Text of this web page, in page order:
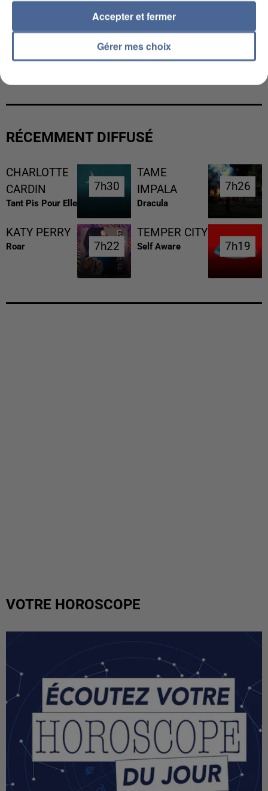
UN SECOND CADRE DE LA DZ MAFIA
RÉCEMMENT DIFFUSÉ
CHARLOTTE
CARDIN
Tant Pis Pour Elle
7h30
7h30
TAME
IMPALA
Dracula
7h26
7h26
KATY PERRY
Roar 7h22
7h22
TEMPER CITY
Self Aware 7h19
7h19
VOTRE HOROSCOPE
Gérer mes choix
Accepter et fermer